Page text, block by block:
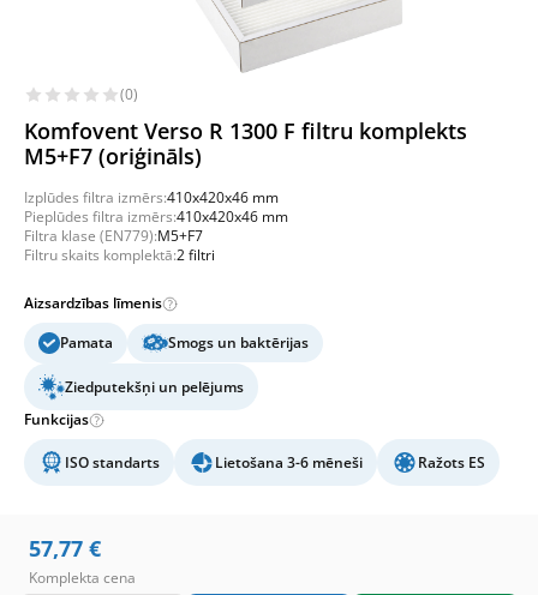
(0)
Komfovent Verso R 1300 F filtru komplekts
M5+F7 (oriģināls)
Izplūdes filtra izmērs:410x420x46 mm
Pieplūdes filtra izmērs:410x420x46 mm
Filtra klase (EN779):M5+F7
Filtru skaits komplektā:2 filtri
Aizsardzības līmenis
Pamata
Smogs un baktērijas
Ziedputekšņi un pelējums
Funkcijas
ISO standarts Lietošana 3-6 mēneši Ražots ES
57,77 €
Komplekta cena